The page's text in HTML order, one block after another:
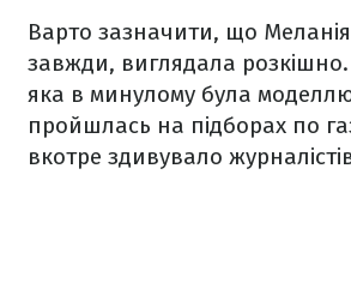
Варто зазначити, що
завжди, виглядала
яка в минулому була
пройшлась на підборах по
вкотре здивувало